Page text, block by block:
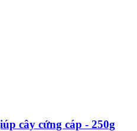
cây cứng cáp - 250g